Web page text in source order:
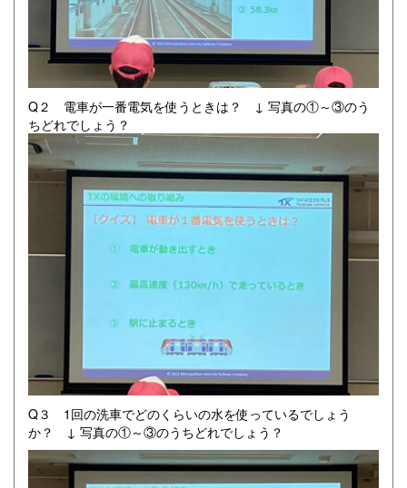
Q２ 電車が一番電気を使うときは？ ↓ 写真の①～③のう
ちどれでしょう？
Q３ 1回の洗車でどのくらいの水を使っているでしょう
か？ ↓ 写真の①～③のうちどれでしょう？